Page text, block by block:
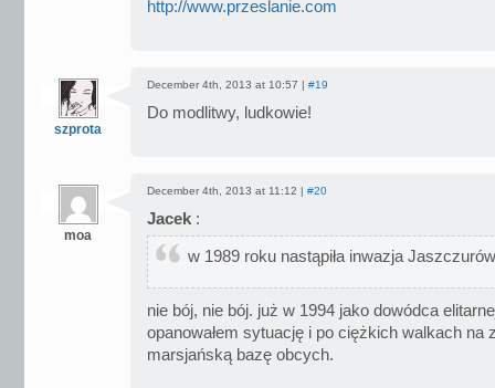
http://www.przeslanie.com
szprota
December 4th, 2013 at 10:57 | #19
Do modlitwy, ludkowie!
moa
December 4th, 2013 at 11:12 | #20
Jacek :
w 1989 roku nastąpiła inwazja Jaszczurów
nie bój, nie bój. już w 1994 jako dowódca
opanowałem sytuację i po ciężkich walkach na
marsjańską bazę obcych.